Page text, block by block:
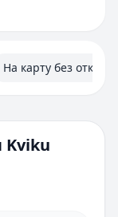
На карту без отказа
Kviku